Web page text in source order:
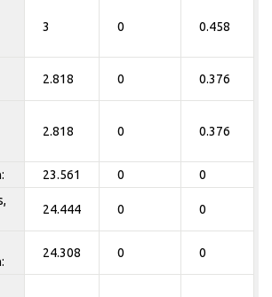
3 0 0.458
2.818 0 0.376
2.818 0 0.376
23.561 0 0
24.444 0 0
24.308 0 0